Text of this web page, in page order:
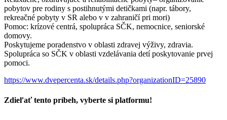
pobytov pre rodiny s postihnutými detičkami (napr. tábory,
rekreačné pobyty v SR alebo v v zahraničí pri mori)
Pomoc: krízové centrá, spolupráca SČK, nemocnice, seniorské
domovy.
Poskytujeme poradenstvo v oblasti zdravej výživy, zdravia.
Spolupráca so SČK v oblasti vzdelávania detí poskytovanie prvej
pomoci.
https://www.dvepercenta.sk/details.php?organizationID=25890
Zdieľať tento príbeh, vyberte si platformu!